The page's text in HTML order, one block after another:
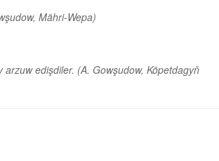
Mähri-Wepa)
arzuw edişdiler. (A. Gowşudow, Köpetdagyň